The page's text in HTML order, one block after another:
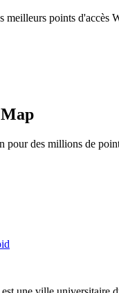
meilleurs points d'accès
pour des millions de